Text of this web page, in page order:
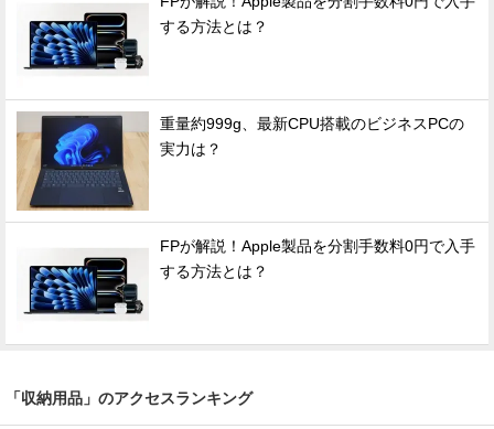
する方法とは？
重量約999g、最新CPU搭載のビジネスPCの
実力は？
FPが解説！Apple製品を分割手数料0円で入手
する方法とは？
「収納用品」のアクセスランキング